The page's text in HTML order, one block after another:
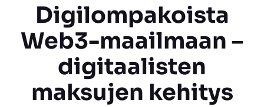
Digilompakoista
Web3-maailmaan –
digitaalisten
maksujen kehitys